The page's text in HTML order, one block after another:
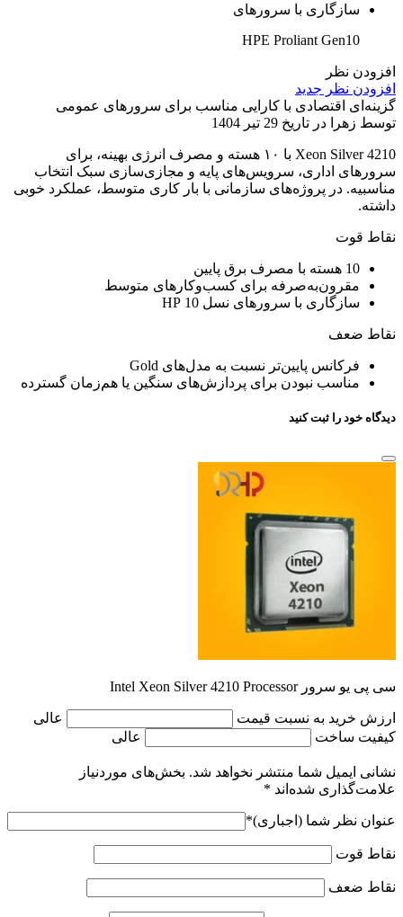
سازگاری با سرورهای
HPE Proliant Gen10
افزودن نظر
افزودن نظر جدید
گزینه‌ای اقتصادی با کارایی مناسب برای سرورهای عمومی
توسط زهرا در تاریخ 29 تیر 1404
Xeon Silver 4210 با ۱۰ هسته و مصرف انرژی بهینه، برای
سرورهای اداری، سرویس‌های پایه و مجازی‌سازی سبک انتخاب
مناسبیه. در پروژه‌های سازمانی با بار کاری متوسط، عملکرد خوبی
داشته.
نقاط قوت
10 هسته با مصرف برق پایین
مقرون‌به‌صرفه برای کسب‌وکارهای متوسط
سازگاری با سرورهای نسل 10 HP
نقاط ضعف
فرکانس پایین‌تر نسبت به مدل‌های Gold
مناسب نبودن برای پردازش‌های سنگین یا هم‌زمان گسترده
دیدگاه خود را ثبت کنید
سی پی یو سرور Intel Xeon Silver 4210 Processor
ارزش خرید به نسبت قیمت
عالی
کیفیت ساخت
عالی
نشانی ایمیل شما منتشر نخواهد شد. بخش‌های موردنیاز
علامت‌گذاری شده‌اند *
عنوان نظر شما (اجباری)*
نقاط قوت
نقاط ضعف